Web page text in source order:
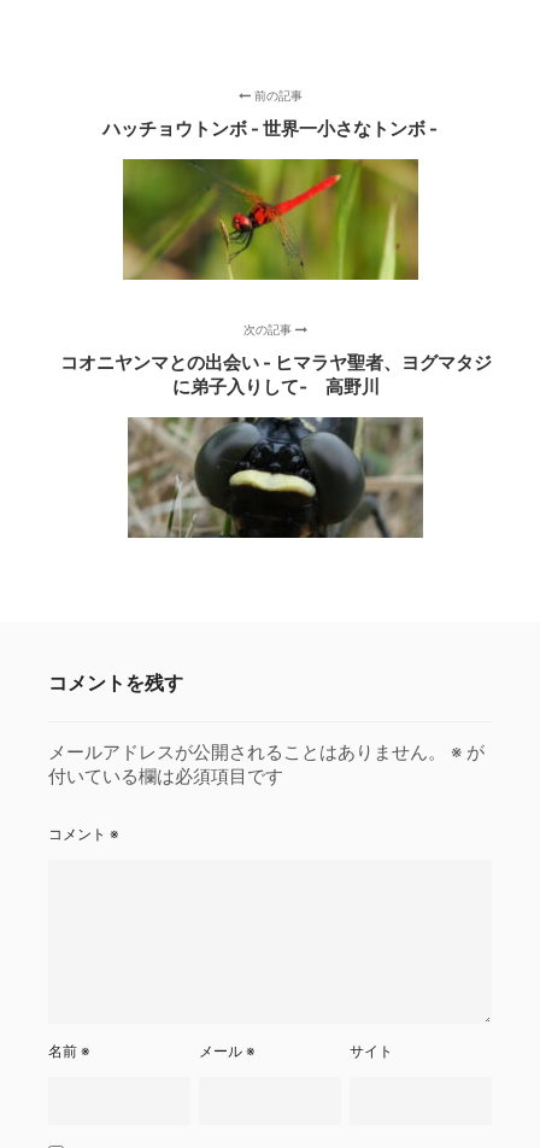
前の記事
ハッチョウトンボ - 世界一小さなトンボ -
次の記事
コオニヤンマとの出会い - ヒマラヤ聖者、ヨグマタジ
に弟子入りして‐ 高野川
コメントを残す
メールアドレスが公開されることはありません。 ※ が
付いている欄は必須項目です
コメント ※
名前 ※ メール※ サイト